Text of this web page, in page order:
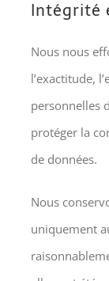
Intégrité
Nous nous
l’exactitude,
personnelles
protéger la
de données.
Nous
uniquement